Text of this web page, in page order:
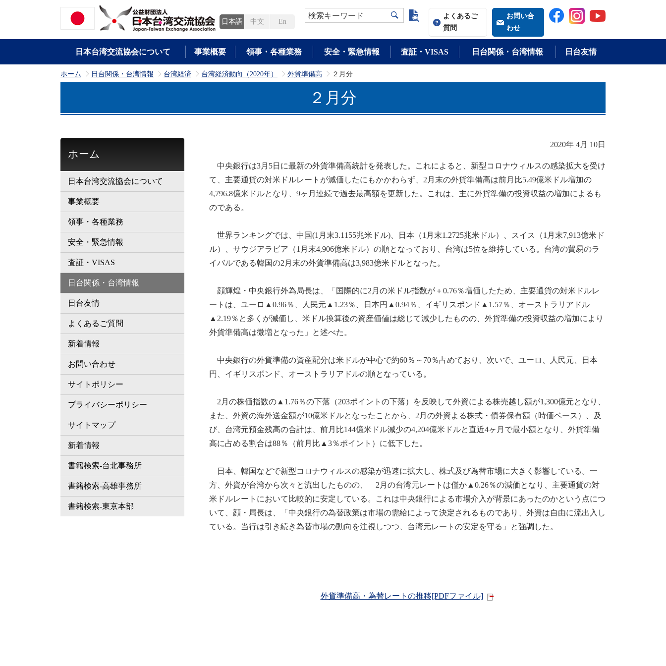
日本語 中文 En
検索キーワード よく検索される語
よくあるご
質問
お問い合
わせ
日本台湾交流協会について 事業概要 領事・各種業務 安全・緊急情報 査証・VISAS 日台関係・台湾情報 日台友情
ホーム >
日台関係・台湾情報 >
台湾経済 >
台湾経済動向（2020年） >
外貨準備高 >
２月分
２月分
2020年 4月 10日
中央銀行は3月5日に最新の外貨準備高統計を発表した。これによると、新型コロナウィルスの感染拡大を受け
て、主要通貨の対米ドルレートが減価したにもかかわらず、2月末の外貨準備高は前月比5.49億米ドル増加の
4,796.8億米ドルとなり、9ヶ月連続で過去最高額を更新した。これは、主に外貨準備の投資収益の増加によるも
のである。
世界ランキングでは、中国(1月末3.1155兆米ドル)、日本（1月末1.2725兆米ドル）、スイス（1月末7,913億米ド
ル）、サウジアラビア（1月末4,906億米ドル）の順となっており、台湾は5位を維持している。台湾の貿易のラ
イバルである韓国の2月末の外貨準備高は3,983億米ドルとなった。
顔輝煌・中央銀行外為局長は、「国際的に2月の米ドル指数が＋0.76％増価したため、主要通貨の対米ドルレ
ートは、ユーロ▲0.96％、人民元▲1.23％、日本円▲0.94％、イギリスポンド▲1.57％、オーストラリアドル
▲2.19％と多くが減価し、米ドル換算後の資産価値は総じて減少したものの、外貨準備の投資収益の増加により
外貨準備高は微増となった」と述べた。
中央銀行の外貨準備の資産配分は米ドルが中心で約60％～70％占めており、次いで、ユーロ、人民元、日本
円、イギリスポンド、オーストラリアドルの順となっている。
2月の株価指数の▲1.76％の下落（203ポイントの下落）を反映して外資による株売越し額が1,300億元となり、
また、外資の海外送金額が10億米ドルとなったことから、2月の外資よる株式・債券保有額（時価ベース）、及
び、台湾元預金残高の合計は、前月比144億米ドル減少の4,204億米ドルと直近4ヶ月で最小額となり、外貨準備
高に占める割合は88％（前月比▲3％ポイント）に低下した。
日本、韓国などで新型コロナウィルスの感染が迅速に拡大し、株式及び為替市場に大きく影響している。一
方、外資が台湾から次々と流出したものの、 2月の台湾元レートは僅か▲0.26％の減価となり、主要通貨の対
米ドルレートにおいて比較的に安定している。これは中央銀行による市場介入が背景にあったのかという点につ
いて、顔・局長は、「中央銀行の為替政策は市場の需給によって決定されるものであり、外資は自由に流出入し
ている。当行は引き続き為替市場の動向を注視しつつ、台湾元レートの安定を守る」と強調した。
外貨準備高・為替レートの推移[PDFファイル]
ホーム
日本台湾交流協会について
事業概要
領事・各種業務
安全・緊急情報
査証・VISAS
日台関係・台湾情報
日台友情
よくあるご質問
新着情報
お問い合わせ
サイトポリシー
プライバシーポリシー
サイトマップ
新着情報
書籍検索-台北事務所
書籍検索-高雄事務所
書籍検索-東京本部